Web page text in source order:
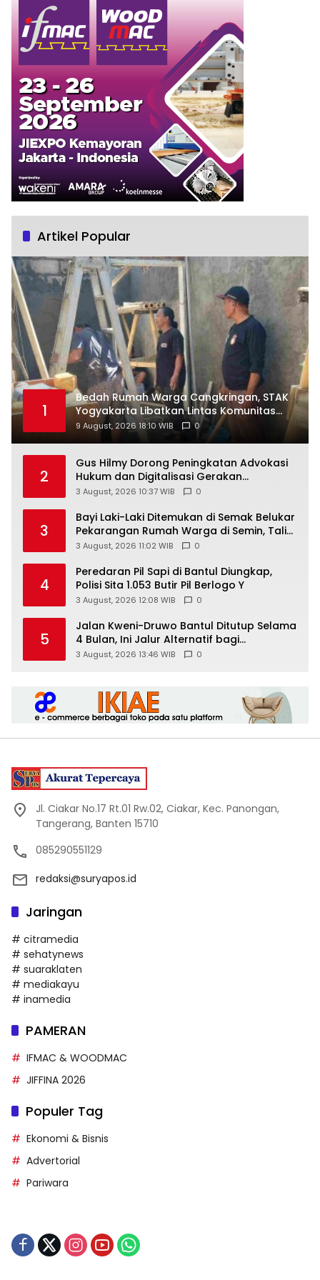
Artikel Popular
1
Bedah Rumah Warga Cangkringan, STAK
Yogyakarta Libatkan Lintas Komunitas
dan Warga
9 August, 2026 18:10 WIB 0
2
Gus Hilmy Dorong Peningkatan Advokasi
Hukum dan Digitalisasi Gerakan
Meningkatkan Kualitas PMII DIY
3 August, 2026 10:37 WIB 0
3
Bayi Laki-Laki Ditemukan di Semak Belukar
Pekarangan Rumah Warga di Semin, Tali
Pusar Masih Menempel
3 August, 2026 11:02 WIB 0
4
Peredaran Pil Sapi di Bantul Diungkap,
Polisi Sita 1.053 Butir Pil Berlogo Y
3 August, 2026 12:08 WIB 0
5
Jalan Kweni-Druwo Bantul Ditutup Selama
4 Bulan, Ini Jalur Alternatif bagi
Pengendara
3 August, 2026 13:46 WIB 0
Jl. Ciakar No.17 Rt.01 Rw.02, Ciakar, Kec. Panongan,
Tangerang, Banten 15710
085290551129
redaksi@suryapos.id
Jaringan
# citramedia
# sehatynews
# suaraklaten
# mediakayu
# inamedia
PAMERAN
IFMAC & WOODMAC
JIFFINA 2026
Populer Tag
Ekonomi & Bisnis
Advertorial
Pariwara